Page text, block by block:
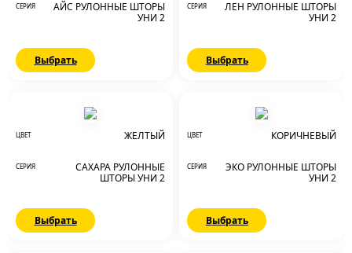
СЕРИЯ
АЙС РУЛОННЫЕ ШТОРЫ
УНИ 2
Выбрать
СЕРИЯ
ЛЕН РУЛОННЫЕ ШТОРЫ
УНИ 2
Выбрать
ЦВЕТ ЖЕЛТЫЙ
СЕРИЯ
САХАРА РУЛОННЫЕ
ШТОРЫ УНИ 2
Выбрать
ЦВЕТ КОРИЧНЕВЫЙ
СЕРИЯ
ЭКО РУЛОННЫЕ ШТОРЫ
УНИ 2
Выбрать